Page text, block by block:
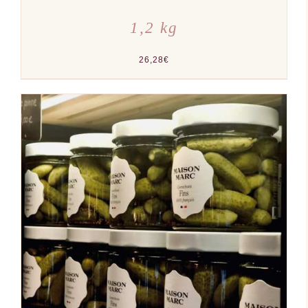
1,2 kg
26,28€
AJOUTER AU PANIER
/